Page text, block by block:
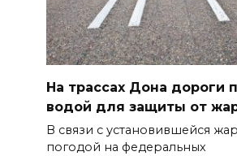
На трассах Дона дороги
водой для защиты от
В связи с установившейся
погодой на федеральных